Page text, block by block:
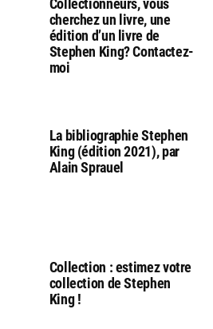
Collectionneurs, vous
cherchez un livre, une
édition d’un livre de
Stephen King? Contactez-
moi
La bibliographie Stephen
King (édition 2021), par
Alain Sprauel
Collection : estimez votre
collection de Stephen
King !